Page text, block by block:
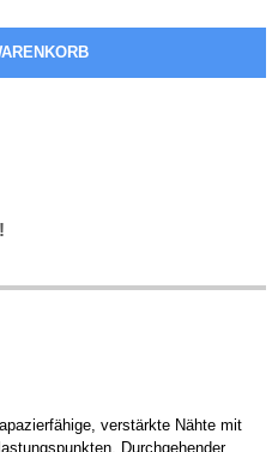
verstärkte Nähte mit
Durchgehender